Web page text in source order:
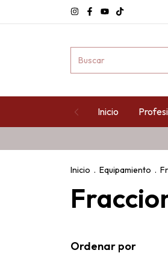
Inicio
Inicio . Equipamiento .
Ordenar por